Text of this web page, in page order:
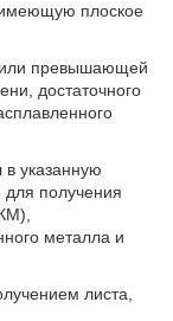
плоское
или превышающей
достаточного
указанную
получения
металла и
листа,